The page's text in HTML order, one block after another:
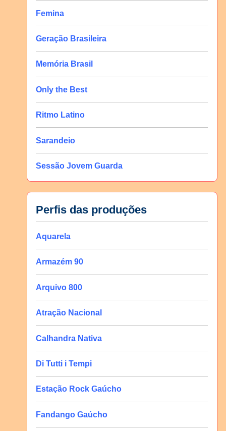
Femina
Geração Brasileira
Memória Brasil
Only the Best
Ritmo Latino
Sarandeio
Sessão Jovem Guarda
Perfis das produções
Aquarela
Armazém 90
Arquivo 800
Atração Nacional
Calhandra Nativa
Di Tutti i Tempi
Estação Rock Gaúcho
Fandango Gaúcho